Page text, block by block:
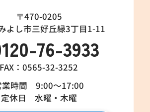
〒470-0205
よし市三好丘緑3丁目1-11
76-3933
FAX：0565-32-3252
業時間 9:00～17:00
定休日 水曜・木曜